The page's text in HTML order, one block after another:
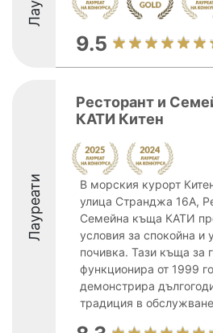
9.5
Лауреати
Ресторант и
КАТИ Китен
В морския курорт
улица Странджа 16А,
Семейна къща КАТИ
условия за спокойна и
почивка. Тази къща за
функционира от 1999
демонстрира
традиция в